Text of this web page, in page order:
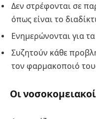
Δεν στρέφονται σε
όπως είναι το
Ενημερώνονται για
Συζητούν κάθε
τον φαρμακοποιό
Οι